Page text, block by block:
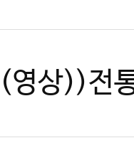
통무예 수박,